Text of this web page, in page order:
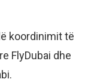
koordinimit të
FlyDubai dhe